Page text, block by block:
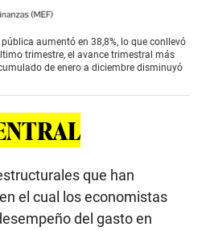
aumentó en 38,8%, lo que conllevó
trimestre, el avance trimestral más
de enero a diciembre disminuyó
que han
el cual los economistas
del gasto en